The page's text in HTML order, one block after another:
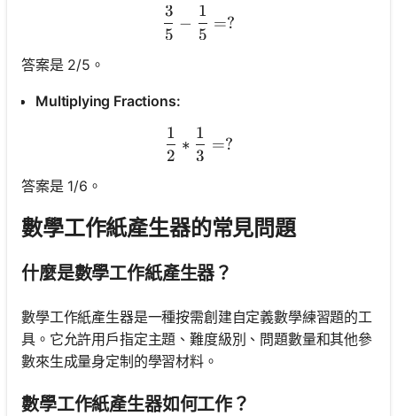
\frac{3}{5} - \frac{1}{5}
5
3
−
5
1
=?
答案是 2/5。
Multiplying Fractions:
\frac{1}{2} * \frac{1}{3}
2
1
∗
3
1
=?
答案是 1/6。
數學工作紙產生器的常見問題
什麼是數學工作紙產生器？
數學工作紙產生器是一種按需創建自定義數學練習題的工
具。它允許用戶指定主題、難度級別、問題數量和其他參
數來生成量身定制的學習材料。
數學工作紙產生器如何工作？